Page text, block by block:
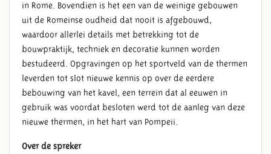
in Rome. Bovendien is het een van de weinige gebouwen
uit de Romeinse oudheid dat nooit is afgebouwd,
waardoor allerlei details met betrekking tot de
bouwpraktijk, techniek en decoratie kunnen worden
bestudeerd. Opgravingen op het sportveld van de thermen
leverden tot slot nieuwe kennis op over de eerdere
bebouwing van het kavel, een terrein dat al eeuwen in
gebruik was voordat besloten werd tot de aanleg van deze
nieuwe thermen, in het hart van Pompeii.
Over de spreker